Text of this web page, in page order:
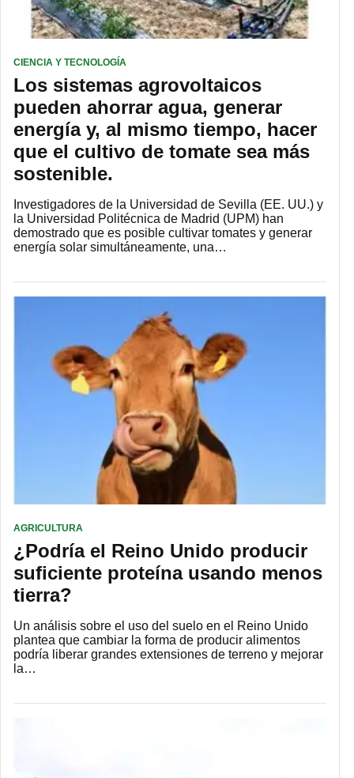
CIENCIA Y TECNOLOGÍA
Los sistemas agrovoltaicos
pueden ahorrar agua, generar
energía y, al mismo tiempo, hacer
que el cultivo de tomate sea más
sostenible.
Investigadores de la Universidad de Sevilla (EE. UU.) y
la Universidad Politécnica de Madrid (UPM) han
demostrado que es posible cultivar tomates y generar
energía solar simultáneamente, una…
AGRICULTURA
¿Podría el Reino Unido producir
suficiente proteína usando menos
tierra?
Un análisis sobre el uso del suelo en el Reino Unido
plantea que cambiar la forma de producir alimentos
podría liberar grandes extensiones de terreno y mejorar
la…